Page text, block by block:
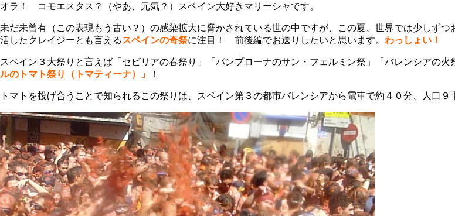
オラ！ コモエスタス？（やあ、元気？）スペイン大好きマリーシャです。
未だ未曾有（この表現もう古い？）の感染拡大に脅かされている世の中ですが、この夏、世界では少しず
活したクレイジーとも言える スペインの奇祭に注目！ 前後編でお送りしたいと思います。 わっしょい！
スペイン３大祭りと言えば「セビリアの春祭り」「パンプローナのサン・フェルミン祭」「バレンシアの
ルのトマト祭り（トマティーナ）」
！
トマトを投げ合うことで知られるこの祭りは、スペイン第３の都市バレンシアから電車で約４０分、人口